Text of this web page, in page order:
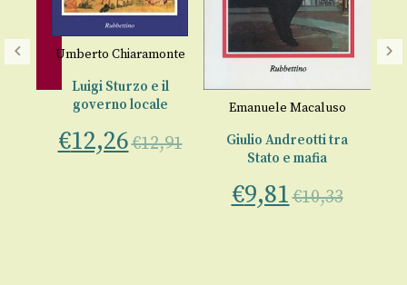
Umberto Chiaramonte
Luigi Sturzo e il
governo locale
€12,26€12,91
Emanuele Macaluso
Giulio Andreotti tra
Stato e mafia
€9,81€10,33